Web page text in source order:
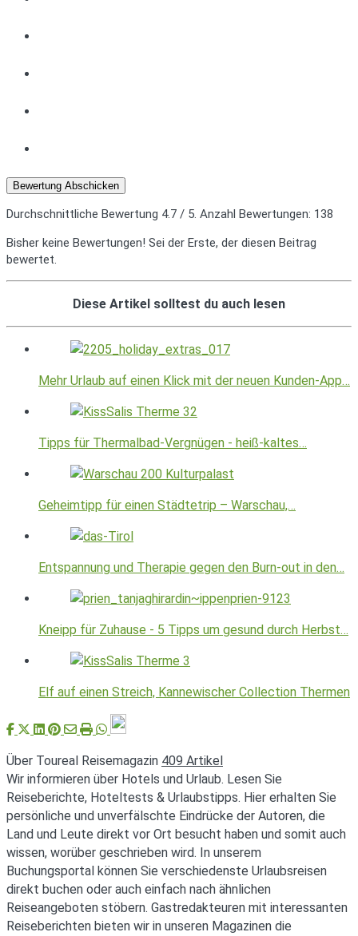
Bewertung Abschicken
Durchschnittliche Bewertung 4.7 / 5. Anzahl Bewertungen: 138
Bisher keine Bewertungen! Sei der Erste, der diesen Beitrag
bewertet.
Diese Artikel solltest du auch lesen
Mehr Urlaub auf einen Klick mit der neuen Kunden-App…
Tipps für Thermalbad-Vergnügen - heiß-kaltes…
Geheimtipp für einen Städtetrip – Warschau,…
Entspannung und Therapie gegen den Burn-out in den…
Kneipp für Zuhause - 5 Tipps um gesund durch Herbst…
Elf auf einen Streich, Kannewischer Collection Thermen
Über Toureal Reisemagazin 409 Artikel
Wir informieren über Hotels und Urlaub. Lesen Sie
Reiseberichte, Hoteltests & Urlaubstipps. Hier erhalten Sie
persönliche und unverfälschte Eindrücke der Autoren, die
Land und Leute direkt vor Ort besucht haben und somit auch
wissen, worüber geschrieben wird. In unserem
Buchungsportal können Sie verschiedenste Urlaubsreisen
direkt buchen oder auch einfach nach ähnlichen
Reiseangeboten stöbern. Gastredakteuren mit interessanten
Reiseberichten bieten wir in unseren Magazinen die